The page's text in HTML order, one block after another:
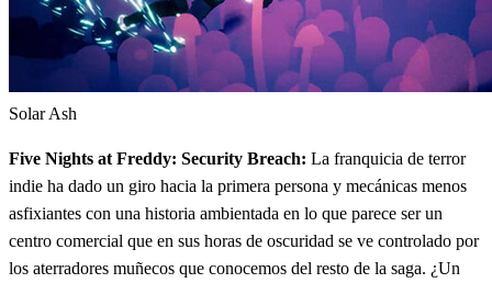
Solar Ash
Five Nights at Freddy: Security Breach: La franquicia de terror
indie ha dado un giro hacia la primera persona y mecánicas menos
asfixiantes con una historia ambientada en lo que parece ser un
centro comercial que en sus horas de oscuridad se ve controlado por
los aterradores muñecos que conocemos del resto de la saga. ¿Un